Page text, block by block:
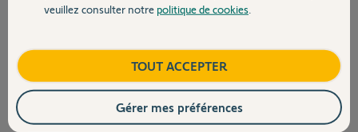
Contact
veuillez consulter notre politique de cookies
TOUT ACCEPTER
Gérer mes préférences